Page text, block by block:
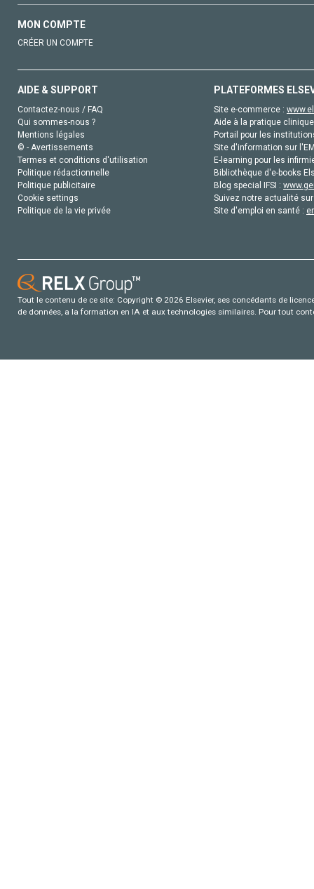
MON COMPTE
CRÉER UN COMPTE
AIDE & SUPPORT
Contactez-nous / FAQ
Qui sommes-nous ?
Mentions légales
© - Avertissements
Termes et conditions d'utilisation
Politique rédactionnelle
Politique publicitaire
Cookie settings
Politique de la vie privée
PLATEFORMES
Site e-commerce :
Aide à la pratique
Portail pour les
Site d'information sur
E-learning pour les
Bibliothèque d'e-books
Blog special IFSI :
Suivez notre actualité
Site d'emploi en santé :
Tout le contenu de ce site: Copyright © 2026 Elsevier, ses concédants de
de données, a la formation en IA et aux technologies similaires. Pour tout